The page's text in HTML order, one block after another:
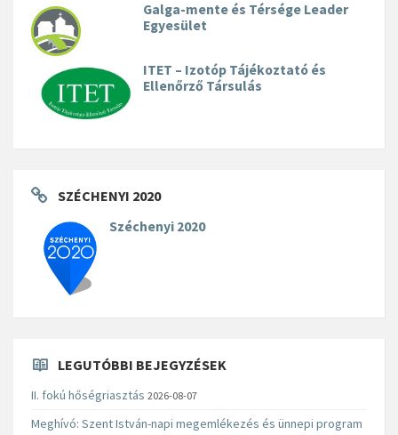
Galga-mente és Térsége Leader
Egyesület
ITET – Izotóp Tájékoztató és
Ellenőrző Társulás
SZÉCHENYI 2020
Széchenyi 2020
LEGUTÓBBI BEJEGYZÉSEK
II. fokú hőségriasztás 2026-08-07
Meghívó: Szent István-napi megemlékezés és ünnepi program